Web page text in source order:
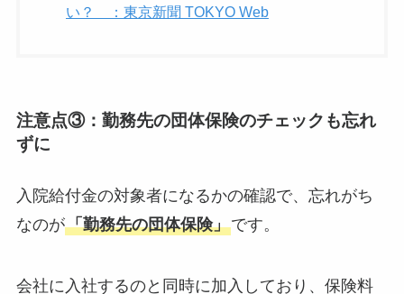
い？ ：東京新聞 TOKYO Web
注意点③：勤務先の団体保険のチェックも忘れ
ずに
入院給付金の対象者になるかの確認で、忘れがち
なのが「勤務先の団体保険」です。
会社に入社するのと同時に加入しており、保険料